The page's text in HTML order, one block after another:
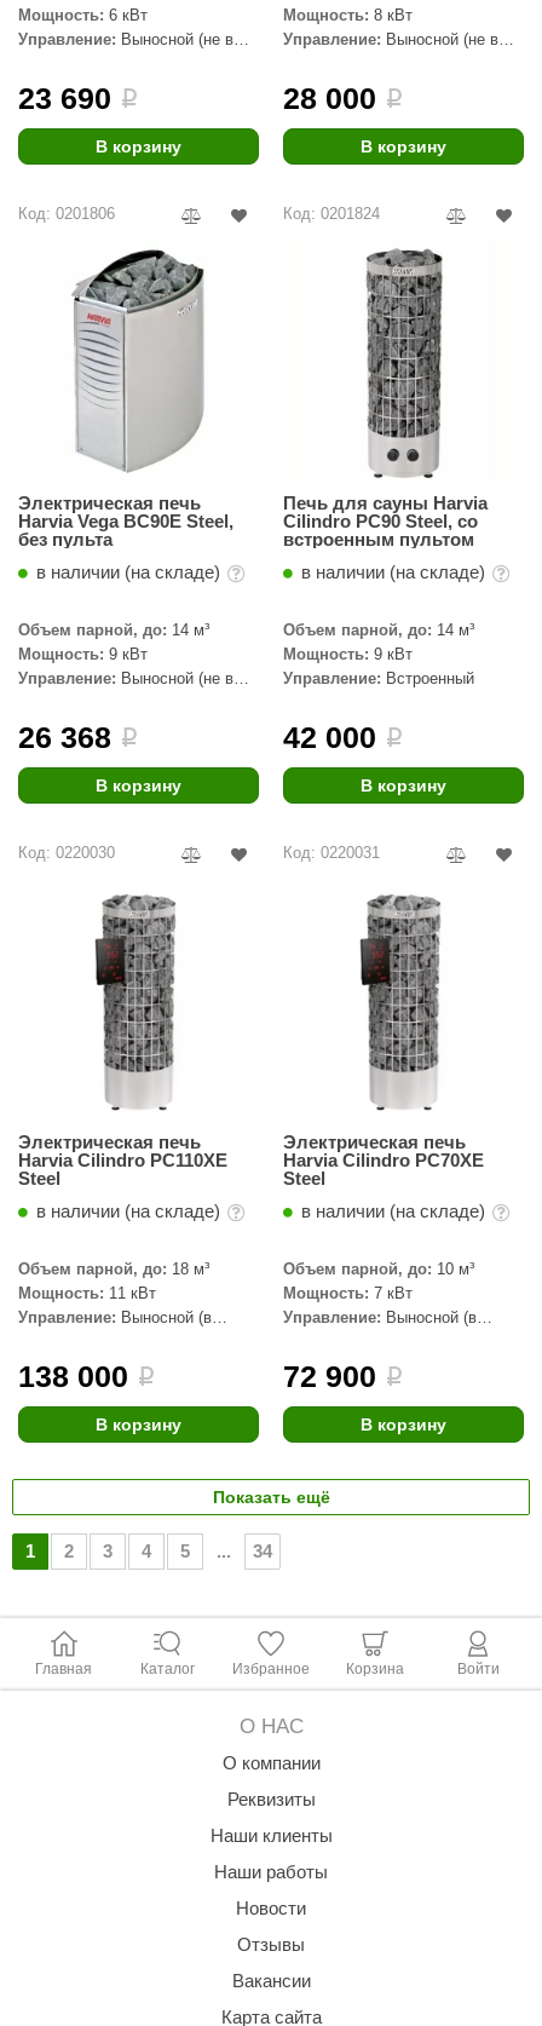
Мощность: 6 кВт
Управление: Выносной (не в
23 690 i
В корзину
Мощность: 8 кВт
Управление: Выносной (не в
28 000 i
В корзину
Код: 0201806
Электрическая печь
Harvia Vega BC90E Steel,
без пульта
в наличии (на складе)
Объем парной, до: 14 м³
Мощность: 9 кВт
Управление: Выносной (не в
26 368 i
В корзину
Код: 0201824
Печь для сауны Harvia
Cilindro PC90 Steel, со
встроенным пультом
в наличии (на складе)
Объем парной, до: 14 м³
Мощность: 9 кВт
Управление: Встроенный
42 000 i
В корзину
Код: 0220030
Электрическая печь
Harvia Cilindro PC110XE
Steel
в наличии (на складе)
Объем парной, до: 18 м³
Мощность: 11 кВт
Управление: Выносной (в
138 000 i
В корзину
Код: 0220031
Электрическая печь
Harvia Cilindro PC70XE
Steel
в наличии (на складе)
Объем парной, до: 10 м³
Мощность: 7 кВт
Управление: Выносной (в
72 900 i
В корзину
Показать ещё
1 2 3 4 5 ... 34
Главная Каталог Избранное Корзина Войти
О НАС
О компании
Реквизиты
Наши клиенты
Наши работы
Новости
Отзывы
Вакансии
Карта сайта